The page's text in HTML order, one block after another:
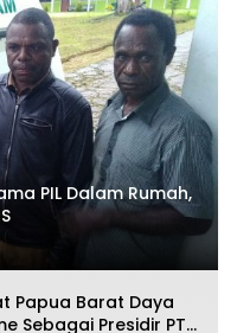
PIL Dalam Rumah,
Papua Barat Daya
Sebagai Presidir PT